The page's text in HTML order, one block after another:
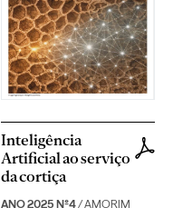
Inteligência
Artificial ao serviço
da cortiça
ANO 2025 Nº4/ AMORIM